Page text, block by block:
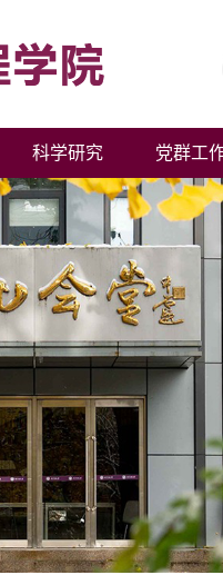
科学研究 党群工